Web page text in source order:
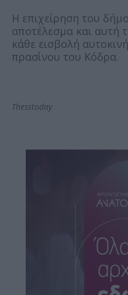
Η επιχείρηση του
αποτέλεσμα και αυτή
κάθε εισβολή
πρασίνου του Κόδρα.
Thesstoday